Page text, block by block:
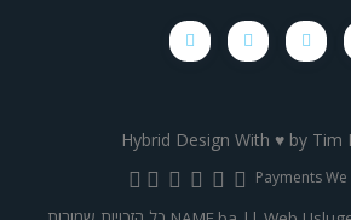
Hybrid Design With ♥ by Tim
Payments